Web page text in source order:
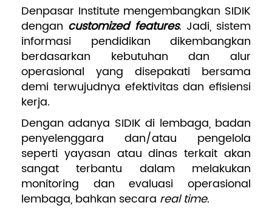
Denpasar Institute mengembangkan SIDIK
dengan customized features. Jadi, sistem
informasi pendidikan dikembangkan
berdasarkan kebutuhan dan alur
operasional yang disepakati bersama
demi terwujudnya efektivitas dan efisiensi
kerja.
Dengan adanya SIDIK di lembaga, badan
penyelenggara dan/atau pengelola
seperti yayasan atau dinas terkait akan
sangat terbantu dalam melakukan
monitoring dan evaluasi operasional
lembaga, bahkan secara real time.